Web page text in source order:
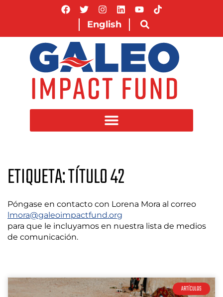
English
ETIQUETA: TÍTULO 42
Póngase en contacto con Lorena Mora al correo
lmora@galeoimpactfund.org
para que le incluyamos en nuestra lista de medios
de comunicación.
ARTÍCULOS